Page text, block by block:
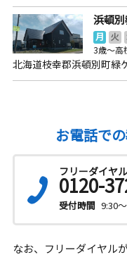
浜頓
月 火
3歳～高
北海道枝幸郡浜頓別町緑
お電話で
フリーダイヤル
0120-
受付時間 9:30
なお、フリーダイヤル